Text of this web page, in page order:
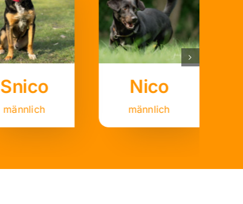
Snico
männlich
Nico
männlich